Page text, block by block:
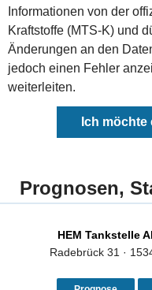
Informationen von der
Kraftstoffe (MTS-K) und
Änderungen an den
jedoch einen Fehler
weiterleiten.
Ich möchte
Prognosen,
HEM Tankstelle
Radebrück 31 ·